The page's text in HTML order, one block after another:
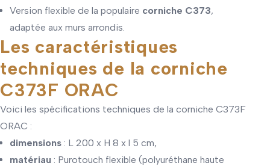
Version flexible de la populaire corniche C373,
adaptée aux murs arrondis.
Les caractéristiques
techniques de la corniche
C373F ORAC
Voici les spécifications techniques de la corniche C373F
ORAC :
dimensions : L 200 x H 8 x l 5 cm,
matériau : Purotouch flexible (polyuréthane haute